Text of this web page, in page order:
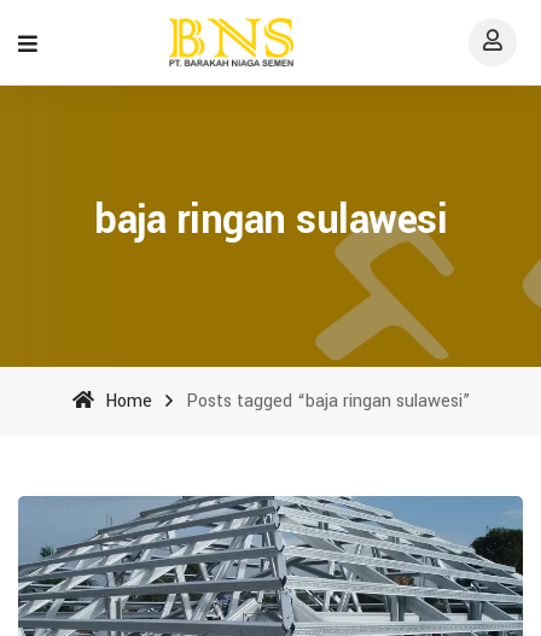
baja ringan sulawesi
Home Posts tagged “baja ringan sulawesi”